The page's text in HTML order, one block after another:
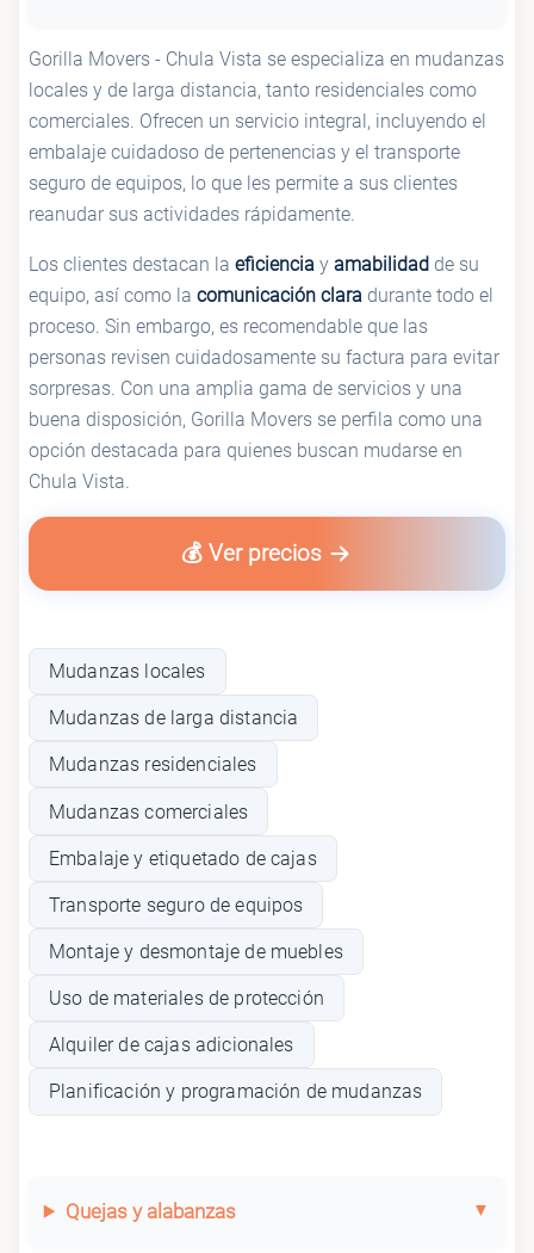
Gorilla Movers - Chula Vista se especializa en mudanzas
locales y de larga distancia, tanto residenciales como
comerciales. Ofrecen un servicio integral, incluyendo el
embalaje cuidadoso de pertenencias y el transporte
seguro de equipos, lo que les permite a sus clientes
reanudar sus actividades rápidamente.
Los clientes destacan la eficiencia y amabilidad de su
equipo, así como la comunicación clara durante todo el
proceso. Sin embargo, es recomendable que las
personas revisen cuidadosamente su factura para evitar
sorpresas. Con una amplia gama de servicios y una
buena disposición, Gorilla Movers se perfila como una
opción destacada para quienes buscan mudarse en
Chula Vista.
💰 Ver precios
Mudanzas locales
Mudanzas de larga distancia
Mudanzas residenciales
Mudanzas comerciales
Embalaje y etiquetado de cajas
Transporte seguro de equipos
Montaje y desmontaje de muebles
Uso de materiales de protección
Alquiler de cajas adicionales
Planificación y programación de mudanzas
Quejas y alabanzas